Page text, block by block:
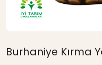
Burhaniye Kırma